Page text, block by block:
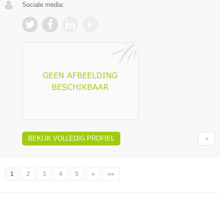
Sociale media:
BEKIJK VOLLEDIG PROFIEL
1 2 3 4 5 » »»